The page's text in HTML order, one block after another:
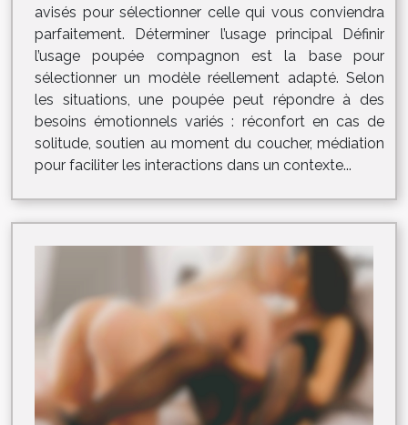
avisés pour sélectionner celle qui vous conviendra
parfaitement. Déterminer l’usage principal Définir
l’usage poupée compagnon est la base pour
sélectionner un modèle réellement adapté. Selon
les situations, une poupée peut répondre à des
besoins émotionnels variés : réconfort en cas de
solitude, soutien au moment du coucher, médiation
pour faciliter les interactions dans un contexte...